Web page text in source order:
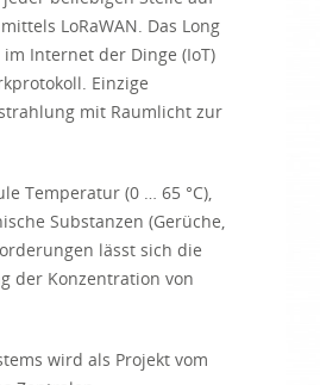
LoRaWAN. Das Long
Internet der Dinge (IoT)
Einzige
mit Raumlicht zur
Temperatur (0 … 65 °C),
Substanzen (Gerüche,
lässt sich die
der Konzentration von
wird als Projekt vom